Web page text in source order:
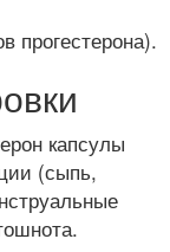
прогестерона).
капсулы
(сыпь,